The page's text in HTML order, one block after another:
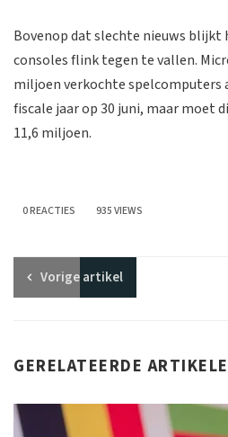
Bovenop dat slechte nieuws
consoles flink tegen te vallen.
miljoen verkochte spelcomputers
fiscale jaar op 30 juni, maar moet
11,6 miljoen.
0 REACTIES 935 VIEWS
Vorigeartikel
GERELATEERDE